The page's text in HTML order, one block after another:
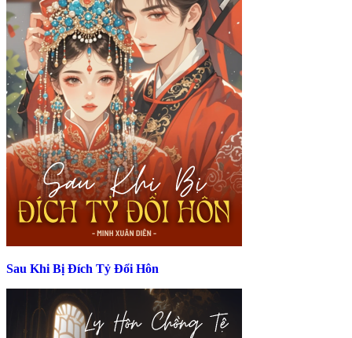
Sau Khi Bị Đích Tỷ Đổi Hôn